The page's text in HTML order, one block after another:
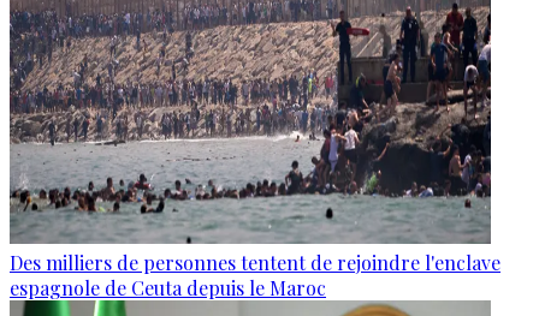
Des milliers de personnes tentent de rejoindre l'enclave
espagnole de Ceuta depuis le Maroc